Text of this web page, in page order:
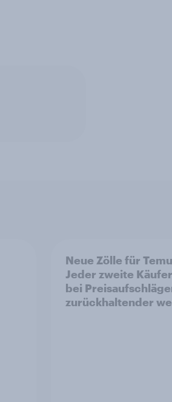
Neue Zölle für
Jeder zweite
bei
zurückhaltender